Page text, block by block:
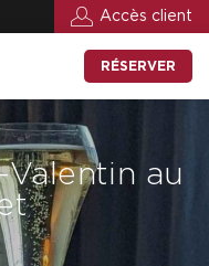
Accès client
RÉSERVER
au